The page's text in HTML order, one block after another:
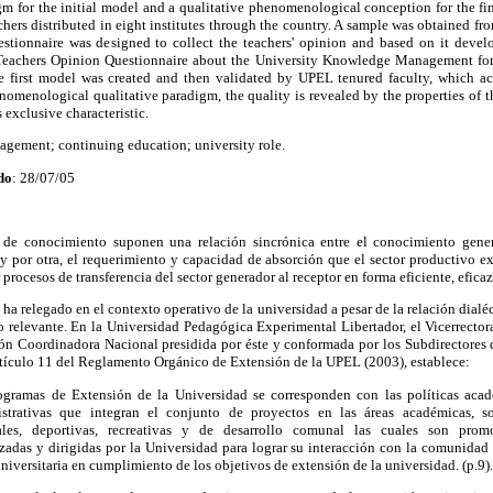
for the initial model and a qualitative phenomenological conception for the
distributed in eight institutes through the country. A sample was obtained
was designed to collect the teachers' opinion and based on it
Opinion Questionnaire about the University Knowledge Management
first model was created and then validated by UPEL tenured faculty, which
qualitative paradigm, the quality is revealed by the properties of
exclusive characteristic.
continuing education; university role.
: 28/07/05
conocimiento suponen una relación sincrónica entre el conocimiento
por otra, el requerimiento y capacidad de absorción que el sector productivo
de transferencia del sector generador al receptor en forma eficiente,
relegado en el contexto operativo de la universidad a pesar de la relación
relevante. En la Universidad Pedagógica Experimental Libertador, el
Coordinadora Nacional presidida por éste y conformada por los Subdirectores
11 del Reglamento Orgánico de Extensión de la UPEL (2003), establece:
de Extensión de la Universidad se corresponden con las políticas
que integran el conjunto de proyectos en las áreas académicas,
deportivas, recreativas y de desarrollo comunal las cuales son
y dirigidas por la Universidad para lograr su interacción con la
en cumplimiento de los objetivos de extensión de la universidad. (p.9).